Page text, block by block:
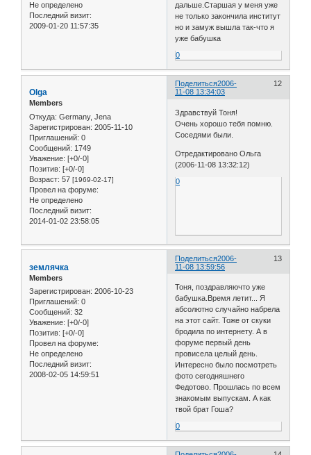
Не определено
Последний визит:
2009-01-20 11:57:35
дальше.Старшая у меня уже
не только закончила институт
но и замуж вышла так-что я
уже бабушка
0
Поделиться 12
2006-
11-08 13:34:03
Olga
Members
Откуда: Germany, Jena
Зарегистрирован: 2005-11-10
Приглашений: 0
Сообщений: 1749
Уважение: [+0/-0]
Позитив: [+0/-0]
Возраст: 57 [1969-02-17]
Провел на форуме:
Не определено
Последний визит:
2014-01-02 23:58:05
Здравствуй Тоня!
Очень хорошо тебя помню.
Соседями были.
Отредактировано Ольга
(2006-11-08 13:32:12)
0
Поделиться 13
2006-
11-08 13:59:56
землячка
Members
Зарегистрирован: 2006-10-23
Приглашений: 0
Сообщений: 32
Уважение: [+0/-0]
Позитив: [+0/-0]
Провел на форуме:
Не определено
Последний визит:
2008-02-05 14:59:51
Тоня, поздравляючто уже
бабушка.Время летит... Я
абсолютно случайно набрела
на этот сайт. Тоже от скуки
бродила по интернету. А в
форуме первый день
провисела целый день.
Интересно было посмотреть
фото сегодняшнего
Федотово. Прошлась по всем
знакомым выпускам. А как
твой брат Гоша?
0